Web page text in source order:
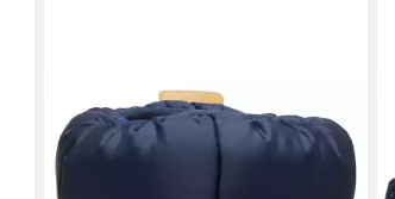
CROCS
CLASSIC NEO PUFF BOOT T
Winterboots Snowboots,